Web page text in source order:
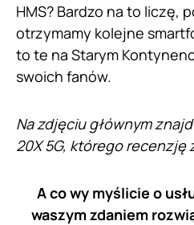
HMS? Bardzo na to liczę,
otrzymamy kolejne
to te na Starym
swoich fanów.
Na zdjęciu głównym
20X 5G, którego recenzję
A co wy myślicie o
waszym zdaniem